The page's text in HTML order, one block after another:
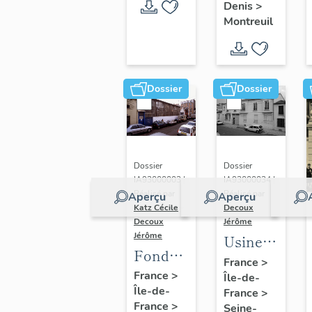
collectif
"usines"
tennisman
Denis>
Montreuil
Dossier
Aperçu
Dossier
IA93000003 |
Réalisé par
Katz Cécile
Decoux
Jérôme
Fonderie
de la
Marne,
France >
Île-de-
France >
Dossier
Aperçu
Dossier
IA93000034 |
Réalisé par
Decoux
Jérôme
Usine
de
papeterie
Kalamazoo,
France >
Île-de-
France >
Seine-